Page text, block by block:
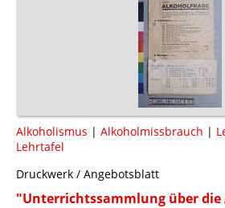
Alkoholismus | Alkoholmissbrauch |
Lehrtafel
Druckwerk / Angebotsblatt
"Unterrichtssammlung über